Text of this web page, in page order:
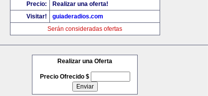
Precio:
Realizar una oferta!
Visitar!
guiaderadios.com
Serán consideradas ofertas
Realizar una Oferta
Precio Ofrecido $